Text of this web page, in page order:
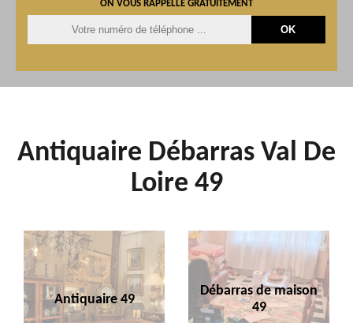
ON VOUS RAPPELLE GRATUITEMENT
Antiquaire Débarras Val De
Loire 49
Antiquaire 49
Débarras de maison
49